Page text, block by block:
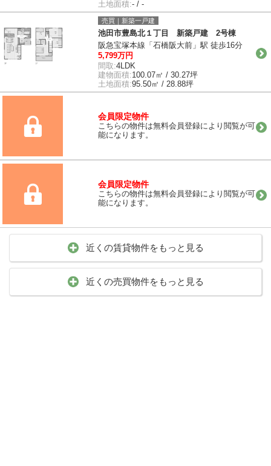
土地面積:- / -
売買｜新築一戸建
池田市豊島北１丁目 新築戸建 2号棟
阪急宝塚本線「石橋阪大前」駅 徒歩16分
5,799万円
間取:4LDK
建物面積:100.07㎡ / 30.27坪
土地面積:95.50㎡ / 28.88坪
会員限定物件
こちらの物件は無料会員登録により閲覧が可
能になります。
会員限定物件
こちらの物件は無料会員登録により閲覧が可
能になります。
近くの賃貸物件をもっと見る
近くの売買物件をもっと見る